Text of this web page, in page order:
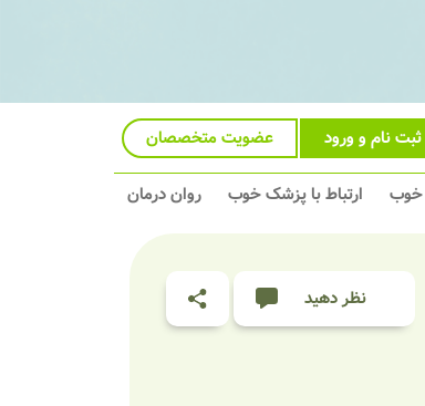
ثبت نام و ورود عضویت متخصصان
خوب ارتباط با پزشک خوب روان درمان
نظر دهید